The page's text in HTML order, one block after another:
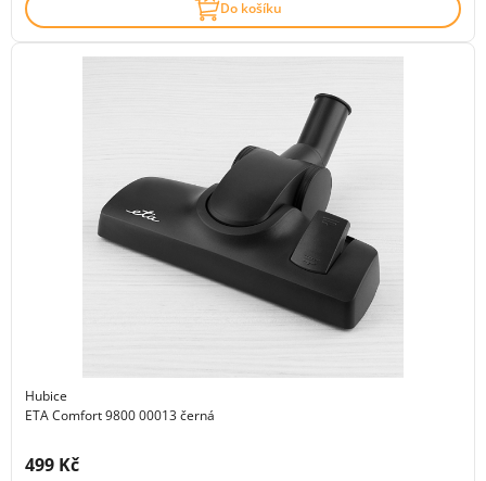
Do košíku
Hubice
ETA Comfort 9800 00013 černá
Cena s DPH:
499 Kč